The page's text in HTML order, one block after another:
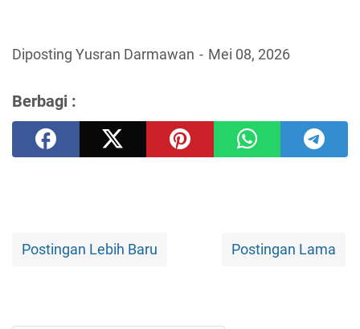
Diposting Yusran Darmawan Mei 08, 2026
Berbagi :
Postingan Lebih Baru Postingan Lama